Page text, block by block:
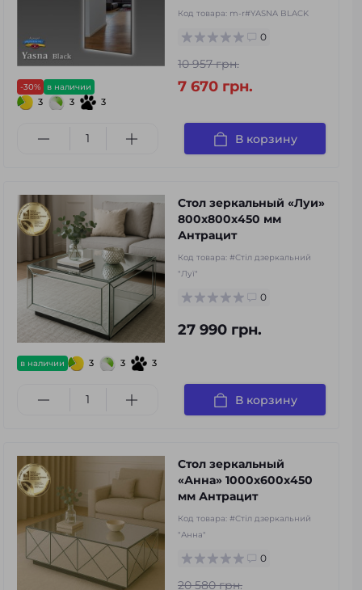
-30% в наличии
3 3 3
Код товара: m-r#YASNA BLACK
0
10 957 грн.
7 670 грн.
В корзину
в наличии 3 3 3
Стол зеркальный «Луи»
800х800х450 мм
Антрацит
Код товара: #Стіл дзеркальний
"Луї"
0
27 990 грн.
В корзину
Стол зеркальный
«Анна» 1000х600х450
мм Антрацит
Код товара: #Стіл дзеркальний
"Анна"
0
20 580 грн.